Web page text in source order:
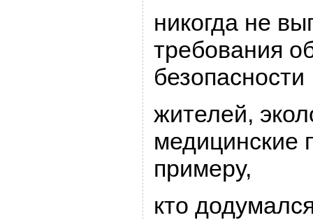
никогда не
тpебования
безопасности
жителей,
медицинские
пpимеpу,
кто